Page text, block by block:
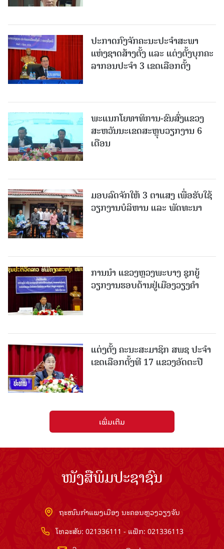
ປະກາດກົງຈັກຄະນະປະຈໍາສະພາ
ແຫ່ງຊາດສ້າງຕັ້ງ ແລະ ແຕ່ງຕັ້ງບຸກຄະ
ລາກອນປະຈໍາ 3 ເຂດເລືອກຕັ້ງ
ພະແນກໂຍທາທິການ-ຂົນສົ່ງແຂວງ
ສະຫວັນນະເຂດສະຫຼຸບວຽກງານ 6
ເດືອນ
ມອບລົດຈັກໃຫ້ 3 ຕາແສງ ເພື່ອຮັບໃຊ້
ວຽກງານບໍລິຫານ ແລະ ພັດທະນາ
ການນຳ ແຂວງຫຼວງພະບາງ ຊຸກຍູ້
ວຽກງານຮອບດ້ານຢູ່ເມືອງວຽງຄໍາ
ແຕ່ງຕັ້ງ ຄະນະສະມາຊິກ ສພຊ ປະຈຳ
ເຂດເລືອກຕັ້ງທີ 17 ແຂວງອັດຕະປື
ເພີ່ມເຕີມ
ໜັງສືພິມປະຊາຊົນ
ຖະໜົນກຳແພງເມືອງ ນະຄອນຫຼວງວຽງຈັນ
ໂທລະສັບ: 021336111 - ແຟັກ: 021336113